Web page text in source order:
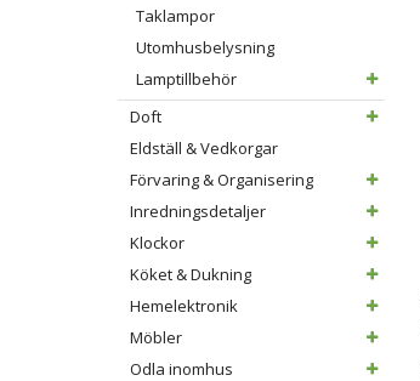
Taklampor
Utomhusbelysning
Lamptillbehör
Doft
Eldställ & Vedkorgar
Förvaring & Organisering
Inredningsdetaljer
Klockor
Köket & Dukning
Hemelektronik
Möbler
Odla inomhus